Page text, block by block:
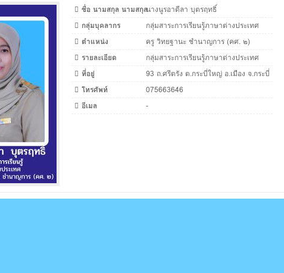
ชื่อ นามสกุล นามสกุลนางนูรอาดีลา บุตรฤทธิ์
กลุ่มบุคลากร
กลุ่มสาระการเรียนรู้ภาษาต่างประเทศ
ตำแหน่ง
ครู วิทยฐานะ ชำนาญการ (คศ. ๒)
รายละเอียด
กลุ่มสาระการเรียนรู้ภาษาต่างประเทศ
ที่อยู่
93 ถ.ศรีตรัง ต.กระบี่ใหญ่ อ.เมือง จ.กระบี่
โทรศัพท์
075663646
อีเมล
-